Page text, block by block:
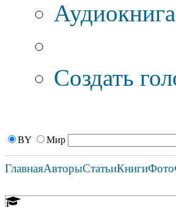
Создать
BY Мир
ГлавнаяАвторыСтатьиКнигиФото